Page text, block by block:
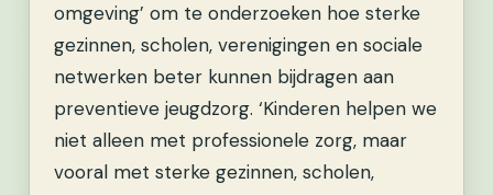
omgeving’ om te onderzoeken hoe sterke
gezinnen, scholen, verenigingen en sociale
netwerken beter kunnen bijdragen aan
preventieve jeugdzorg. ‘Kinderen helpen we
niet alleen met professionele zorg, maar
vooral met sterke gezinnen, scholen,